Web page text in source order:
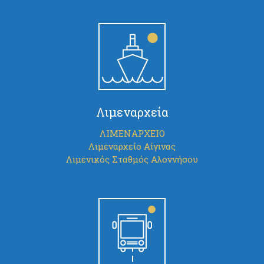
Λιμεναρχεία
ΛΙΜΕΝΑΡΧΕΙΟ
Λιμεναρχείο Αίγινας
Λιμενικός Σταθμός Αλοννήσου